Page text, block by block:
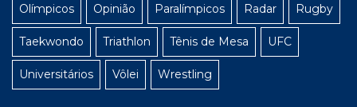
Olímpicos Opinião Paralímpicos Radar Rugby
Taekwondo Triathlon Tênis de Mesa UFC
Universitários Vôlei Wrestling